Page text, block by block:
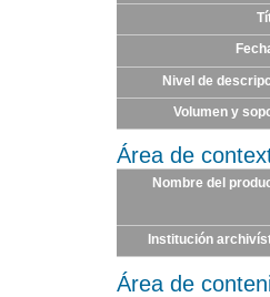
Nivel de
Volumen y
Área de
Nombre del
Institución
Área de